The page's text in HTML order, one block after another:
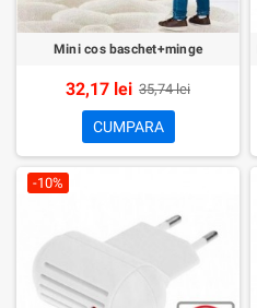
Mini cos baschet+minge
32,17 lei 35,74 lei
CUMPARA
-10%